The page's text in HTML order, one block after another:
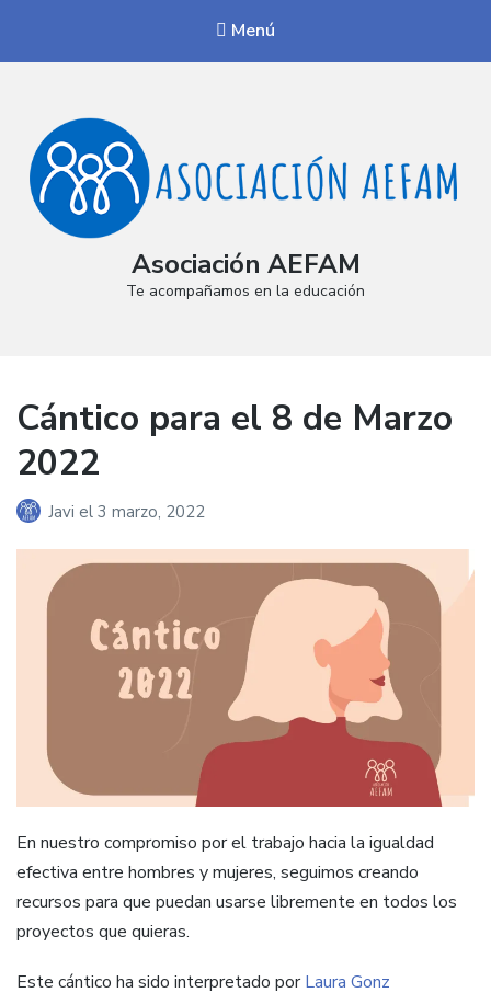
Menú
Asociación AEFAM
Te acompañamos en la educación
Cántico para el 8 de Marzo
2022
Javi el 3 marzo, 2022
En nuestro compromiso por el trabajo hacia la igualdad
efectiva entre hombres y mujeres, seguimos creando
recursos para que puedan usarse libremente en todos los
proyectos que quieras.
Este cántico ha sido interpretado porLaura Gonz